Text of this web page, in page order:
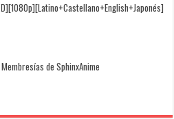
de SphinxAnime